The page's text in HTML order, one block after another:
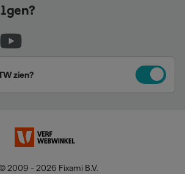
zien?
2009 - 2026 Fixami B.V.